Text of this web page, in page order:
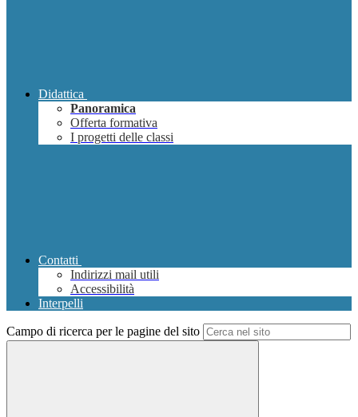
Didattica
Panoramica
Offerta formativa
I progetti delle classi
Contatti
Indirizzi mail utili
Accessibilità
Interpelli
Campo di ricerca per le pagine del sito